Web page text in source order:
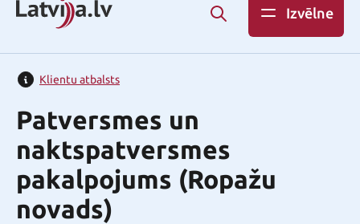
Izvēlne
Klientu atbalsts
Patversmes un
naktspatversmes
pakalpojums (Ropažu
novads)